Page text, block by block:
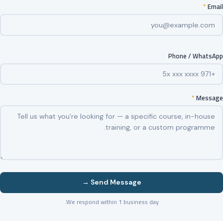
Email
*
Phone / WhatsApp
Message
*
Send Message →
We respond within 1 business day.